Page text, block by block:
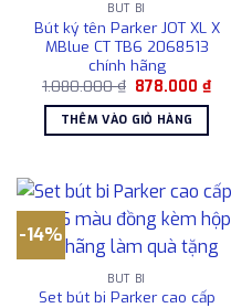
BÚT BI
Bút ký tên Parker JOT XL X
MBlue CT TB6 2068513
chính hãng
1.080.000₫ Giá
là:
1.080.000 ₫.
878.000₫Giá
hiện
THÊM VÀO GIỎ HÀNG
-14%
BÚT BI
Set bút bi Parker cao cấp